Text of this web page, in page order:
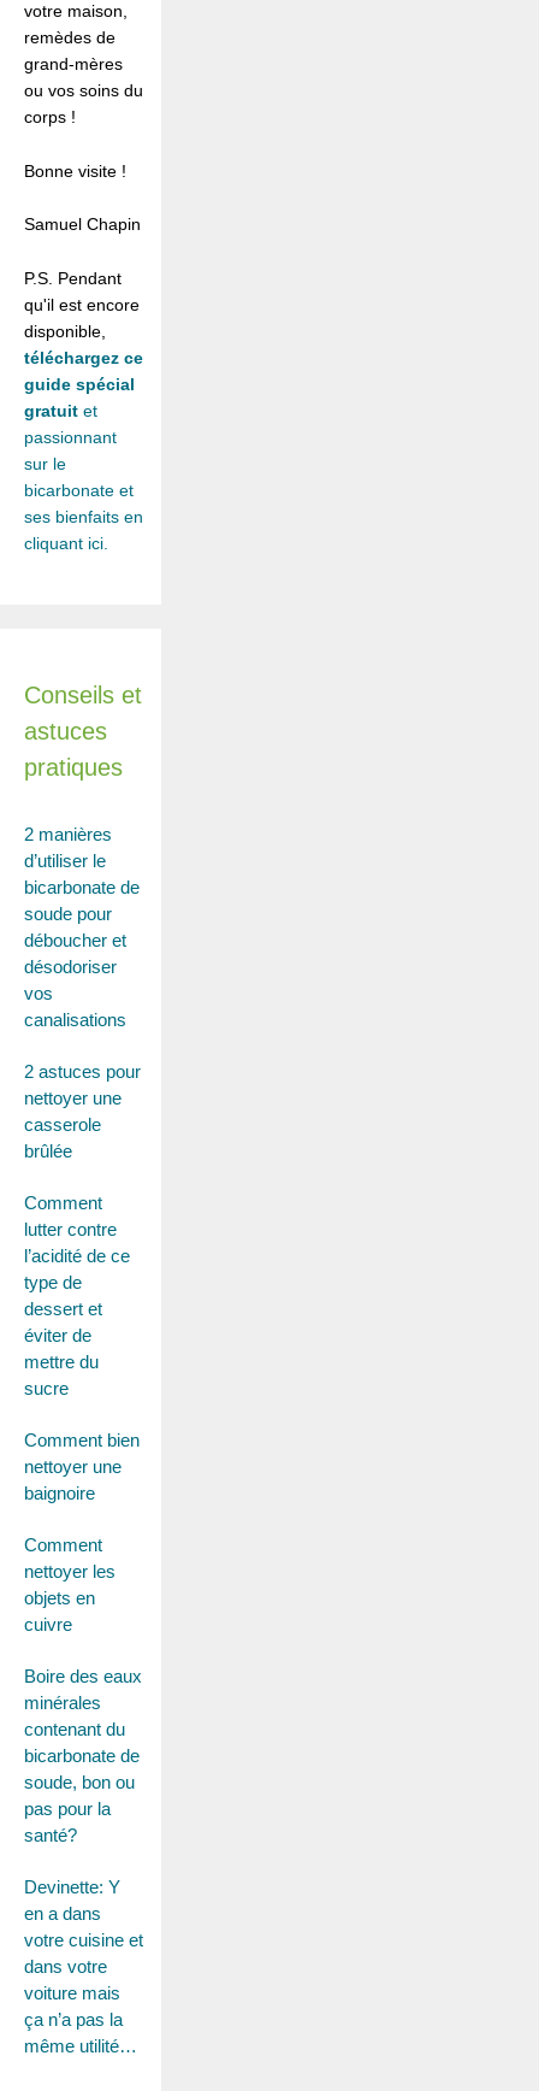
votre maison,
remèdes de
grand-mères
ou vos soins du
corps !
Bonne visite !
Samuel Chapin
P.S. Pendant
qu'il est encore
disponible,
téléchargez ce
guide spécial
gratuit et
passionnant
sur le
bicarbonate et
ses bienfaits en
cliquant ici.
Conseils et
astuces
pratiques
2 manières
d’utiliser le
bicarbonate de
soude pour
déboucher et
désodoriser
vos
canalisations
2 astuces pour
nettoyer une
casserole
brûlée
Comment
lutter contre
l’acidité de ce
type de
dessert et
éviter de
mettre du
sucre
Comment bien
nettoyer une
baignoire
Comment
nettoyer les
objets en
cuivre
Boire des eaux
minérales
contenant du
bicarbonate de
soude, bon ou
pas pour la
santé?
Devinette: Y
en a dans
votre cuisine et
dans votre
voiture mais
ça n’a pas la
même utilité…